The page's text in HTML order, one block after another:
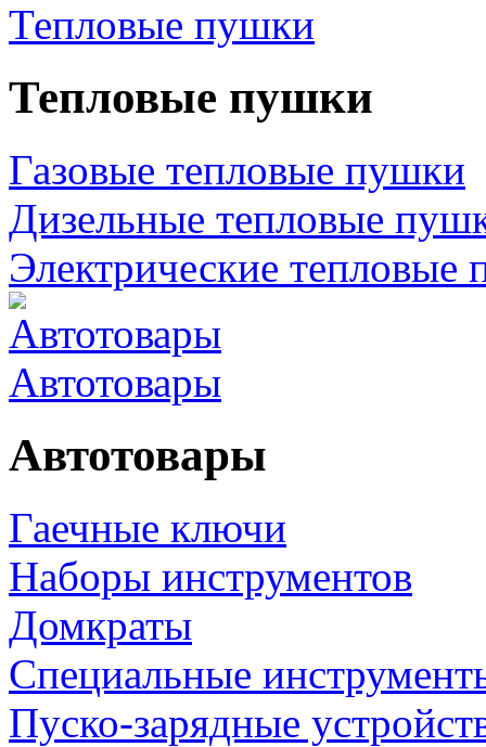
Тепловые пушки
Тепловые пушки
Газовые тепловые пушки
Дизельные тепловые
Электрические тепловые
Автотовары
Автотовары
Гаечные ключи
Наборы инструментов
Домкраты
Специальные
Пуско-зарядные